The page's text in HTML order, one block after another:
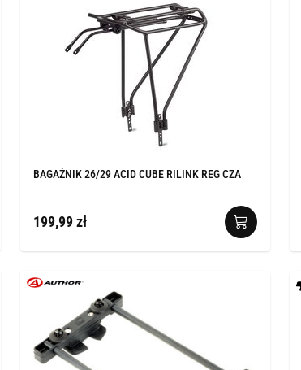
BAGAŻNIK 26/29 ACID CUBE RILINK REG CZA
199,99 zł